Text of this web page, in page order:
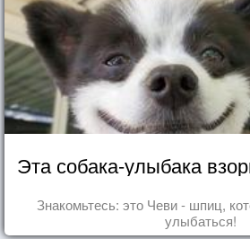
Эта собака-улыбака
Знакомьтесь: это Чеви - шпиц,
улыбаться!